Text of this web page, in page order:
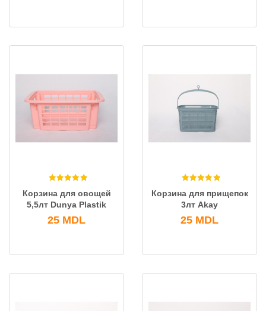
Корзина для овощей
5,5лт Dunya Plastik
25 MDL
Корзина для прищепок
3лт Akay
25 MDL